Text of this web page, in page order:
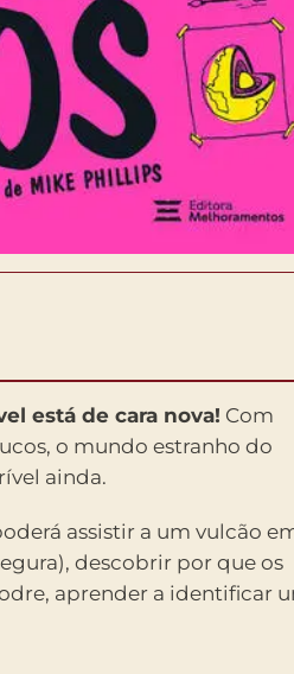
está de cara nova! Com
o mundo estranho do
ainda.
assistir a um vulcão
descobrir por que os
aprender a identificar